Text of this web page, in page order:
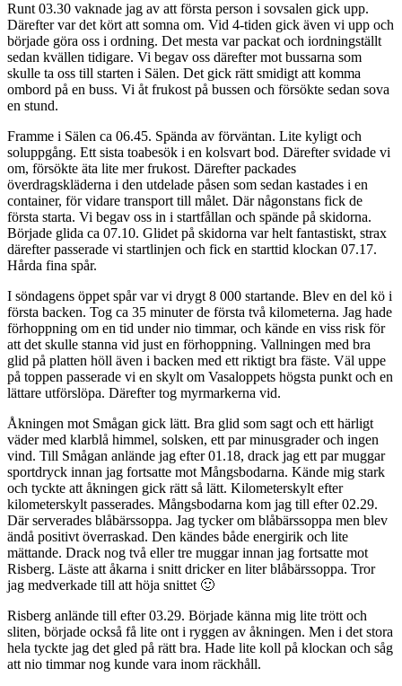
Runt 03.30 vaknade jag av att första person i sovsalen gick upp.
Därefter var det kört att somna om. Vid 4-tiden gick även vi upp och
började göra oss i ordning. Det mesta var packat och iordningställt
sedan kvällen tidigare. Vi begav oss därefter mot bussarna som
skulle ta oss till starten i Sälen. Det gick rätt smidigt att komma
ombord på en buss. Vi åt frukost på bussen och försökte sedan sova
en stund.
Framme i Sälen ca 06.45. Spända av förväntan. Lite kyligt och
soluppgång. Ett sista toabesök i en kolsvart bod. Därefter svidade vi
om, försökte äta lite mer frukost. Därefter packades
överdragskläderna i den utdelade påsen som sedan kastades i en
container, för vidare transport till målet. Där någonstans fick de
första starta. Vi begav oss in i startfållan och spände på skidorna.
Började glida ca 07.10. Glidet på skidorna var helt fantastiskt, strax
därefter passerade vi startlinjen och fick en starttid klockan 07.17.
Hårda fina spår.
I söndagens öppet spår var vi drygt 8 000 startande. Blev en del kö i
första backen. Tog ca 35 minuter de första två kilometerna. Jag hade
förhoppning om en tid under nio timmar, och kände en viss risk för
att det skulle stanna vid just en förhoppning. Vallningen med bra
glid på platten höll även i backen med ett riktigt bra fäste. Väl uppe
på toppen passerade vi en skylt om Vasaloppets högsta punkt och en
lättare utförslöpa. Därefter tog myrmarkerna vid.
Åkningen mot Smågan gick lätt. Bra glid som sagt och ett härligt
väder med klarblå himmel, solsken, ett par minusgrader och ingen
vind. Till Smågan anlände jag efter 01.18, drack jag ett par muggar
sportdryck innan jag fortsatte mot Mångsbodarna. Kände mig stark
och tyckte att åkningen gick rätt så lätt. Kilometerskylt efter
kilometerskylt passerades. Mångsbodarna kom jag till efter 02.29.
Där serverades blåbärssoppa. Jag tycker om blåbärssoppa men blev
ändå positivt överraskad. Den kändes både energirik och lite
mättande. Drack nog två eller tre muggar innan jag fortsatte mot
Risberg. Läste att åkarna i snitt dricker en liter blåbärssoppa. Tror
jag medverkade till att höja snittet 🙂
Risberg anlände till efter 03.29. Började känna mig lite trött och
sliten, började också få lite ont i ryggen av åkningen. Men i det stora
hela tyckte jag det gled på rätt bra. Hade lite koll på klockan och såg
att nio timmar nog kunde vara inom räckhåll.